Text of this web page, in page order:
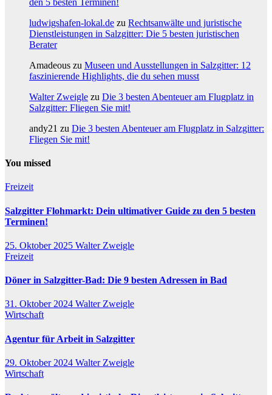
ludwigshafen-lokal.de zu Rechtsanwälte und juristische
Dienstleistungen in Salzgitter: Die 5 besten juristischen
Berater
Amadeous zu Museen und Ausstellungen in Salzgitter: 12
faszinierende Highlights, die du sehen musst
Walter Zweigle zu Die 3 besten Abenteuer am Flugplatz in
Salzgitter: Fliegen Sie mit!
andy21 zu Die 3 besten Abenteuer am Flugplatz in Salzgitter:
Fliegen Sie mit!
You missed
Freizeit
Salzgitter Flohmarkt: Dein ultimativer Guide zu den 5 besten
Terminen!
25. Oktober 2025 Walter Zweigle
Freizeit
Döner in Salzgitter-Bad: Die 9 besten Adressen in Bad
31. Oktober 2024 Walter Zweigle
Wirtschaft
Agentur für Arbeit in Salzgitter
29. Oktober 2024 Walter Zweigle
Wirtschaft